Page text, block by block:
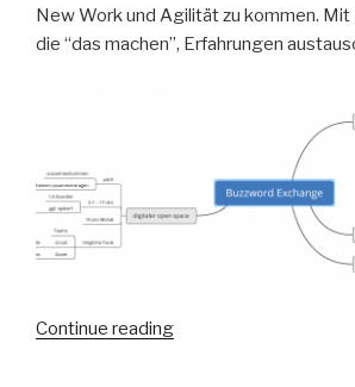
New Work und Agilität zu kommen. Mit
die “das machen”, Erfahrungen
Continue reading“BuzzwordX: